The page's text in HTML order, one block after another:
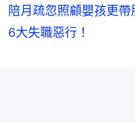
陪月疏忽照顧嬰孩更
6大失職惡行！